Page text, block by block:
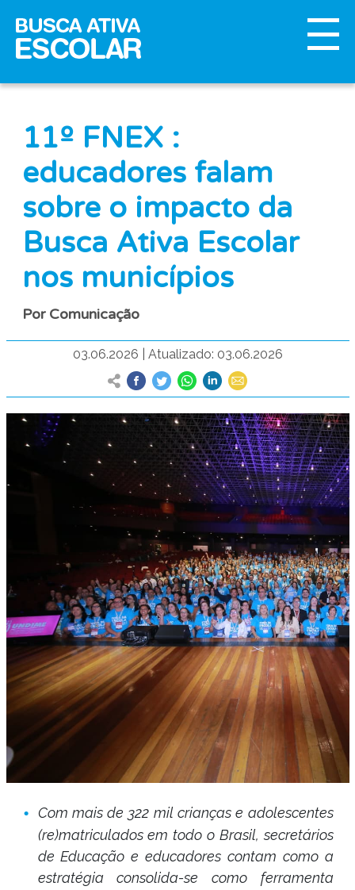
11º FNEX :
educadores falam
sobre o impacto da
Busca Ativa Escolar
nos municípios
Por Comunicação
03.06.2026 Atualizado: 03.06.2026
Com mais de 322 mil crianças e adolescentes
(re)matriculados em todo o Brasil, secretários
de Educação e educadores contam como a
estratégia consolida-se como ferramenta